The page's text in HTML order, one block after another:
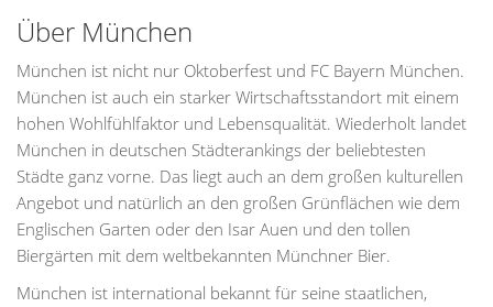
Über München
München ist nicht nur Oktoberfest und FC Bayern München.
München ist auch ein starker Wirtschaftsstandort mit einem
hohen Wohlfühlfaktor und Lebensqualität. Wiederholt landet
München in deutschen Städterankings der beliebtesten
Städte ganz vorne. Das liegt auch an dem großen kulturellen
Angebot und natürlich an den großen Grünflächen wie dem
Englischen Garten oder den Isar Auen und den tollen
Biergärten mit dem weltbekannten Münchner Bier.
München ist international bekannt für seine staatlichen,